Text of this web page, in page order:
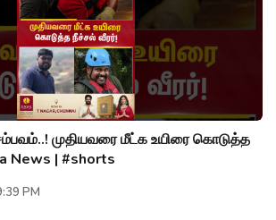
முதியவரை மீட்க உயிரை கொடுத்த
News | #shorts
PM